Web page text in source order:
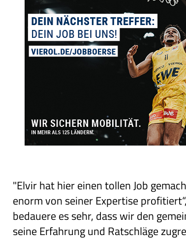
"Elvir hat hier einen tollen Job
enorm von seiner Expertise
bedauere es sehr, dass wir den
seine Erfahrung und Ratschläge